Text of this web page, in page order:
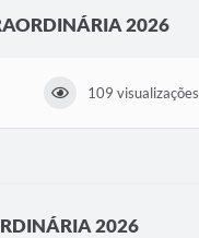
2026
109 visualizações
2026